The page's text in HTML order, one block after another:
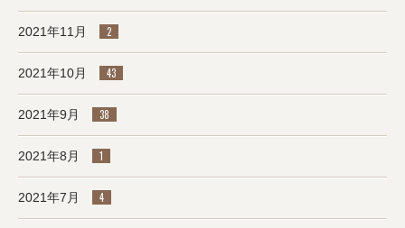
2021年11月 2
2021年10月 43
2021年9月 38
2021年8月 1
2021年7月 4